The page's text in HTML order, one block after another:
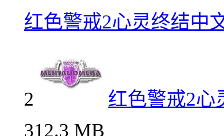
红色警戒2心灵终结中
2
红色警戒2心
312.3 MB